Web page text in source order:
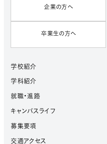
企業の方へ
卒業生の方へ
学校紹介
学科紹介
就職・進路
キャンパスライフ
募集要項
交通アクセス